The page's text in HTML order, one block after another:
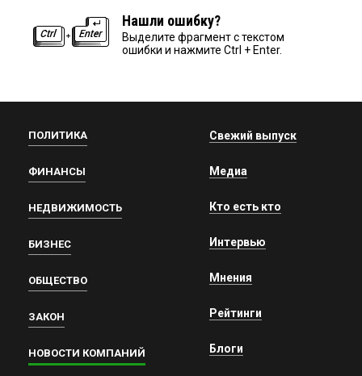
Нашли ошибку?
Выделите фрагмент с текстом
ошибки и нажмите Ctrl + Enter.
ПОЛИТИКА
ФИНАНСЫ
НЕДВИЖИМОСТЬ
БИЗНЕС
ОБЩЕСТВО
ЗАКОН
НОВОСТИ КОМПАНИЙ
Свежий выпуск
Медиа
Кто есть кто
Интервью
Мнения
Рейтинги
Блоги